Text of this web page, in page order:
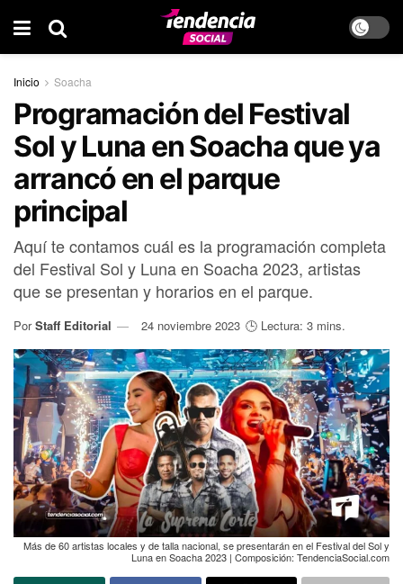
Inicio Soacha
Programación del Festival
Sol y Luna en Soacha que ya
arrancó en el parque
principal
Aquí te contamos cuál es la programación completa
del Festival Sol y Luna en Soacha 2023, artistas
que se presentan y horarios en el parque.
Por Staff Editorial 24 noviembre 2023 🕒 Lectura: 3 mins.
Más de 60 artistas locales y de talla nacional, se presentarán en el Festival del Sol y
Luna en Soacha 2023 | Composición: TendenciaSocial.com